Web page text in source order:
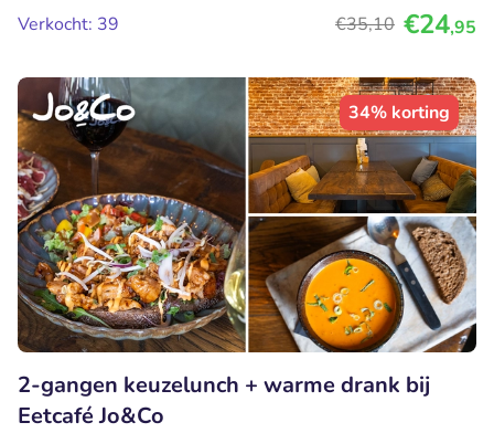
Verkocht: 39
€35,10 €24,95
34% korting
2-gangen keuzelunch + warme drank bij
Eetcafé Jo&Co